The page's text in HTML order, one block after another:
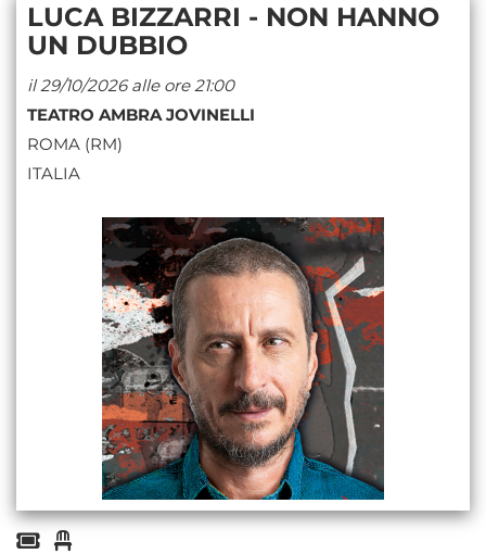
LUCA BIZZARRI - NON HANNO
UN DUBBIO
il 29/10/2026 alle ore 21:00
TEATRO AMBRA JOVINELLI
ROMA (RM)
ITALIA